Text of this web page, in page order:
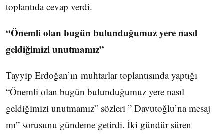
toplantıda cevap verdi.
“Önemli olan bugün bulunduğumuz yere nasıl
geldiğimizi unutmamız”
Tayyip Erdoğan’ın muhtarlar toplantısında yaptığı
“Önemli olan bugün bulunduğumuz yere nasıl
geldiğimizi unutmamız” sözleri ” Davutoğlu’na mesaj
mı” sorusunu gündeme getirdi. İki gündür süren